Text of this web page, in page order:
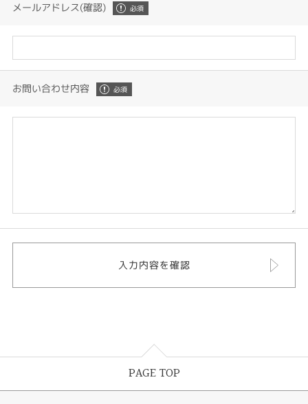
メールアドレス(確認)
お問い合わせ内容
PAGE TOP